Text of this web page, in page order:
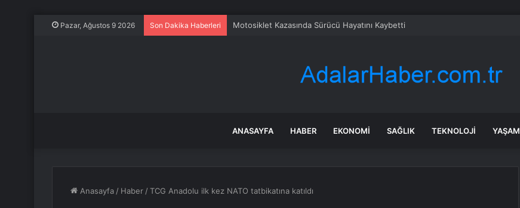
Pazar, Ağustos 9 2026 Son Dakika Haberleri Motosiklet Kazasında Sürücü Hayatını Kaybetti
ANASAYFA HABER EKONOMI SAĞLIK TEKNOLOJI YAŞAM
Anasayfa / Haber /TCG Anadolu ilk kez NATO tatbikatına katıldı